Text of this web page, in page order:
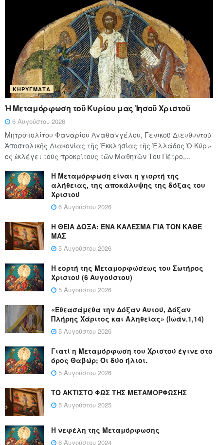
ΚΗΡΎΓΜΑΤΑ
Ἡ Μεταμόρφωση τοῦ Κυρίου μας Ἰησοῦ Χριστοῦ
6 Αυγούστου 2026
Μητροπολίτου Φαναρίου Ἀγαθαγγέλου, Γενικοῦ Διευθυντοῦ
Ἀποστολικῆς Διακονίας τῆς Ἐκκλησίας τῆς Ἑλλάδος Ὁ Κύ­ρι­
ος ἐκλέγει τούς προ­κρί­τους τῶν Μα­θη­τῶν Του Πέ­τρο,...
Η Μεταμόρφωση είναι η γιορτή της
αλήθειας, της αποκάλυψης της δόξας του
Χριστού
6 Αυγούστου 2026
Η ΘΕΙΑ ΔΟΞΑ: ΈΝΑ ΚΑΛΕΣΜΑ ΓΙΑ ΤΟΝ ΚΑΘΕ
ΜΑΣ
5 Αυγούστου 2026
Η εορτή της Μεταμορφώσεως του Σωτήρος
Χριστού (6 Αυγούστου)
5 Αυγούστου 2026
«Εθεασάμεθα την Δόξαν Αυτού, Δόξαν
Πλήρης Χάριτος και Αληθείας» (Ιωάν.1,14)
5 Αυγούστου 2026
Γιατί η Μεταμόρφωση του Χριστού έγινε στο
όρος Θαβώρ; Οι δύο ήλιοι.
5 Αυγούστου 2026
ΤΟ ΑΚΤΙΣΤΟ ΦΩΣ ΤΗΣ ΜΕΤΑΜΟΡΦΩΣΗΣ
5 Αυγούστου 2025
Η νεφέλη της Μεταμόρφωσης
6 Αυγούστου 2024